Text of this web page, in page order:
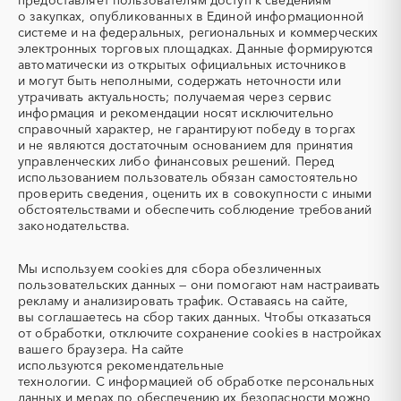
(Теплоэлектронагреватель)
депарафинизации скважин)
УКПГ
ЯТЭК
Аварийные работы
Авиаперевозка
Авиационные работы
Авиационные работы
вертолетами
Автобус
Автовозы
Автогрейдер
Автозапчасти
Автоматизация
Автомобили
Автомобильные весы
Авторский надзор
Автотранспорт
Автоцистерны пожарные
Адсорбенты
Акварель
Аквариумы
Аккумуляторы
Алкогольная продукция
Алмазное бурение
Алмазная резка
Алюминиевые
конструкции
Алюминий Аммоний
Ненецкий AО
Нижегородская область
Новгородская область
Новосибирская область
Омская область
Оренбургская область
Орловская область
Пензенская область
Пермский край
Приморский край
Псковская область
Ростовская область
Рязанская область
Самарская область
Санкт-Петербург
Саратовская область
Сахалинская область
Свердловская область
Севастополь
Тамбовская область
Татарстан
Тверская область
Томская область
Тульская область
Тыва
Тюменская область
Удмуртская республика
Ульяновская область
Хабаровский край
Хакасия
Ханты-Мансийский
о закупках, опубликованных в Единой информационной
системе и на федеральных, региональных и коммерческих
электронных торговых площадках. Данные формируются
автоматически из открытых официальных источников
и могут быть неполными, содержать неточности или
утрачивать актуальность; получаемая через сервис
информация и рекомендации носят исключительно
справочный характер, не гарантируют победу в торгах
и не являются достаточным основанием для принятия
управленческих либо финансовых решений. Перед
использованием пользователь обязан самостоятельно
проверить сведения, оценить их в совокупности с иными
обстоятельствами и обеспечить соблюдение требований
законодательства.
Мы используем cookies для сбора обезличенных
пользовательских данных — они помогают нам настраивать
рекламу и анализировать трафик. Оставаясь на сайте,
вы соглашаетесь на сбор таких данных. Чтобы отказаться
от обработки, отключите сохранение cookies в настройках
вашего браузера. На сайте
используются рекомендательные
технологии. С информацией об обработке персональных
данных и мерах по обеспечению их безопасности можно